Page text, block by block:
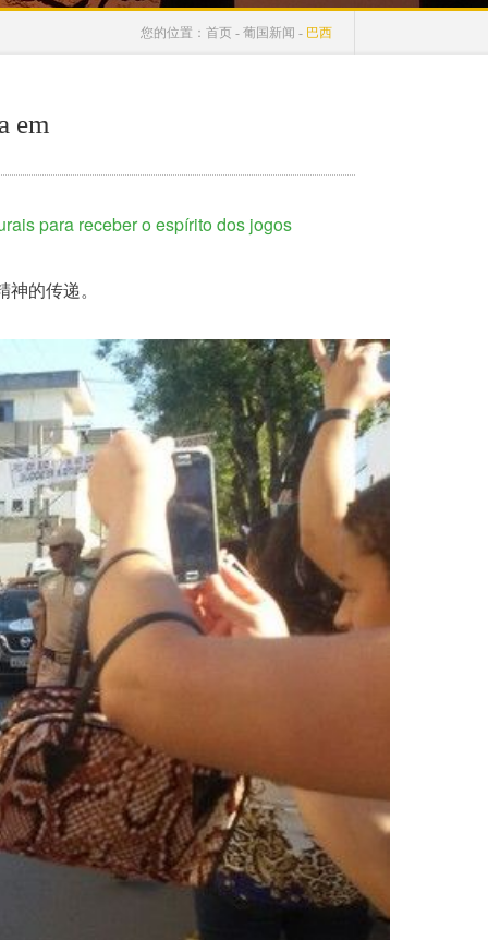
您的位置： 首页 - 葡国新闻 - 巴西
em
para receber o espírito dos jogos
的传递。